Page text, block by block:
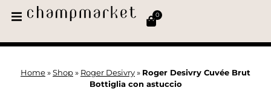
0
Home » Shop » Roger Desivry » Roger Desivry Cuvée Brut
Bottiglia con astuccio